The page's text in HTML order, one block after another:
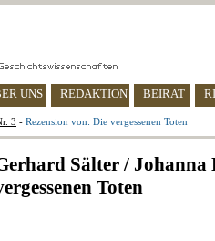
UNS REDAKTION BEIRAT
3 - Rezension von: Die vergessenen Toten
Sälter /
Toten